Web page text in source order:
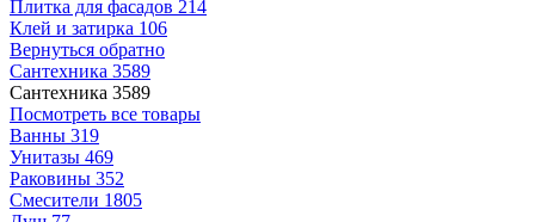
Плитка для фасадов 214
Клей и затирка 106
Вернуться обратно
Сантехника 3589
Сантехника 3589
Посмотреть все товары
Ванны 319
Унитазы 469
Раковины 352
Смесители 1805